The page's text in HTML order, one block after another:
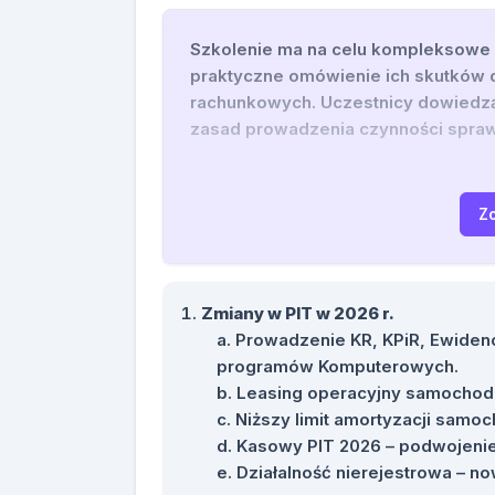
Szkolenie ma na celu
praktyczne omówienie ich
rachunkowych. Uczestnicy
zasad prowadzenia czynności
Zmiany w PIT w 2026 r.
Prowadzenie KR, KPiR,
programów Komputerowych.
Leasing operacyjny
Niższy limit amortyzacji
Kasowy PIT 2026 –
Działalność nierejestrowa –